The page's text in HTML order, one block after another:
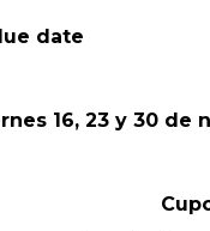
date
16, 23 y 30 de